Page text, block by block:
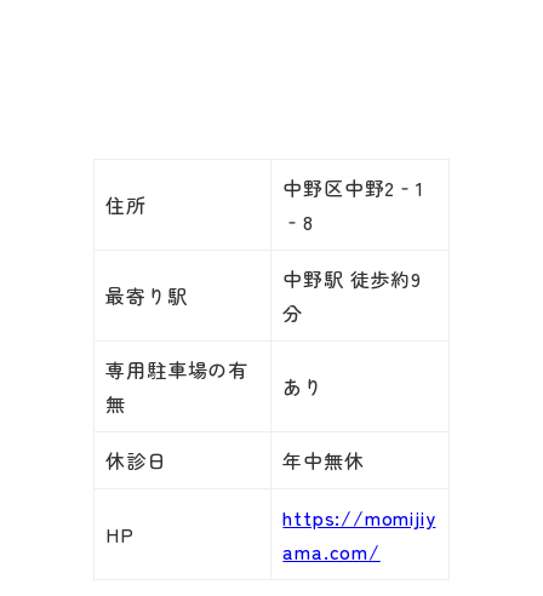
住所
中野区中野2‐1
‐8
最寄り駅
中野駅 徒歩約9
分
専用駐車場の有
無
あり
休診日 年中無休
HP
https://momijiy
ama.com/